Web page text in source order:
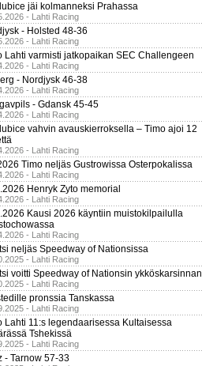
jäi kolmanneksi Prahassa
- Lahti Racing
- Holsted 48-36
- Lahti Racing
Lahti varmisti jatkopaikan SEC Challengeen
- Lahti Racing
- Nordjysk 46-38
- Lahti Racing
- Gdansk 45-45
- Lahti Racing
vahvin avauskierroksella – Timo ajoi 12
- Lahti Racing
Timo neljäs Gustrowissa Osterpokalissa
- Lahti Racing
Henryk Zyto memorial
- Lahti Racing
Kausi 2026 käyntiin muistokilpailulla
- Lahti Racing
neljäs Speedway of Nationsissa
- Lahti Racing
voitti Speedway of Nationsin ykköskarsinnan
- Lahti Racing
pronssia Tanskassa
- Lahti Racing
Lahti 11:s legendaarisessa Kultaisessa
Tshekissä
- Lahti Racing
- Tarnow 57-33